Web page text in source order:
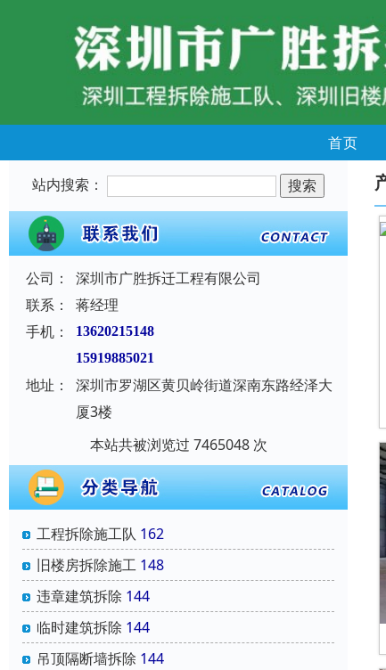
首页
站内搜索：
公司：
深圳市广胜拆迁工程有限公司
联系：
蒋经理
手机：
13620215148
15919885021
地址：
深圳市罗湖区黄贝岭街道深南东路经泽大
厦3楼
本站共被浏览过 7465048 次
工程拆除施工队 162
旧楼房拆除施工 148
违章建筑拆除 144
临时建筑拆除 144
吊顶隔断墙拆除 144